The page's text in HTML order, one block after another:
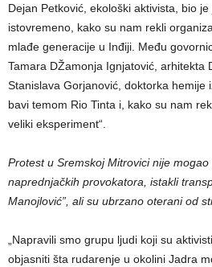
Dejan Petković, ekološki aktivista, bio
istovremeno, kako su nam rekli
mlađe generacije u Inđiji. Među
Tamara DŽamonja Ignjatović, arhitekta
Stanislava Gorjanović, doktorka hemije
bavi temom Rio Tinta i, kako su nam
veliki eksperiment“.
Protest u Sremskoj Mitrovici nije
naprednjačkih provokatora, istakli
Manojlović”, ali su ubrzano oterani od
„Napravili smo grupu ljudi koji su
objasniti šta rudarenje u okolini Jadra